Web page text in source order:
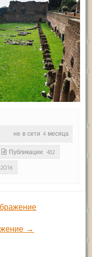
не в сети 4 месяца
Публикации: 432
→